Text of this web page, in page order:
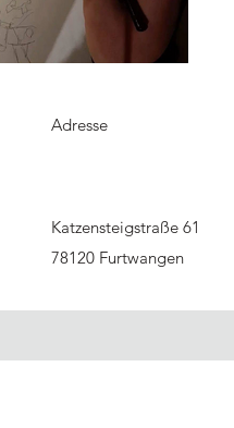
Adresse
Katzensteigstraße 61
78120 Furtwangen